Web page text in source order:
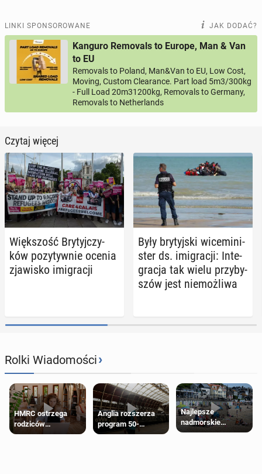
LINKI SPONSOROWANE JAK DODAĆ?
Kanguro Removals to Europe, Man & Van
to EU
Removals to Poland, Man&Van to EU, Low Cost,
Moving, Custom Clearance. Part load 5m3/300kg
- Full Load 20m31200kg, Removals to Germany,
Removals to Netherlands
Czytaj więcej
Więk­szość Bry­tyj­czy­
ków po­zy­tyw­nie ocenia
zja­wi­sko imi­gra­cji
Były bry­tyj­ski wi­ce­mi­ni­
ster ds. imi­gra­cji: In­te­
gra­cja tak wielu przy­by­
szów jest nie­moż­li­wa
Rolki Wiadomości›
HMRC ostrzega
rodziców
pobierających Child
Anglia rozszerza
program 50-
procentowych
Najlepsze
nadmorskie
miasteczko blisko